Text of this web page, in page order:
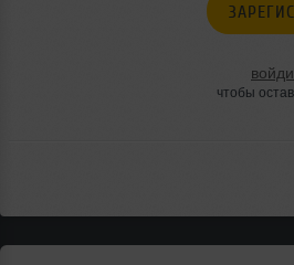
чтобы